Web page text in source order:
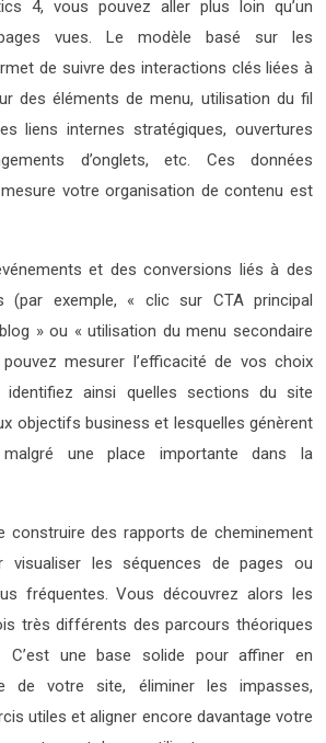
4, vous pouvez aller plus loin qu’un
vues. Le modèle basé sur les
de suivre des interactions clés liées à
des éléments de menu, utilisation du fil
liens internes stratégiques, ouvertures
d’onglets, etc. Ces données
votre organisation de contenu est
et des conversions liés à des
(par exemple, « clic sur CTA principal
» ou « utilisation du menu secondaire
mesurer l’efficacité de vos choix
identifiez ainsi quelles sections du site
objectifs business et lesquelles génèrent
malgré une place importante dans la
construire des rapports de cheminement
visualiser les séquences de pages ou
fréquentes. Vous découvrez alors les
très différents des parcours théoriques
C’est une base solide pour affiner en
de votre site, éliminer les impasses,
utiles et aligner encore davantage votre